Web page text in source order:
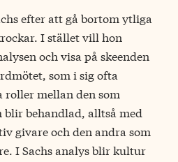
efter att gå bortom ytliga
I stället vill hon
och visa på skeenden
som i sig ofta
roller mellan den som
blir behandlad, alltså med
givare och den andra som
I Sachs analys blir kultur